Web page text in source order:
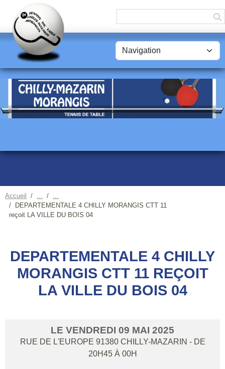
Accueil
DEPARTEMENTALE 4 CHILLY MORANGIS CTT 11
reçoit LA VILLE DU BOIS 04
DEPARTEMENTALE 4 CHILLY
MORANGIS CTT 11 REÇOIT
LA VILLE DU BOIS 04
LE VENDREDI 09 MAI 2025
RUE DE L'EUROPE 91380 CHILLY-MAZARIN - DE
20H45 À 00H
Panneau de gestion des cookies